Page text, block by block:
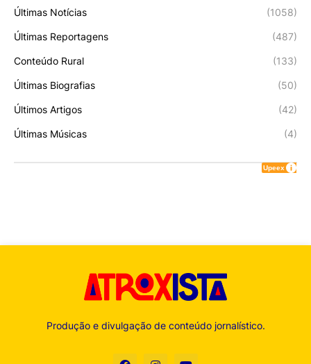
Últimas Notícias (1058)
Últimas Reportagens (487)
Conteúdo Rural (133)
Últimas Biografias (50)
Últimos Artigos (42)
Últimas Músicas (4)
Produção e divulgação de conteúdo jornalístico.